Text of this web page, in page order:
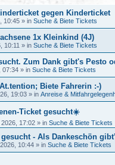
gegen Kinderticket
10:45 » in Suche & Biete Tickets
1x Kleinkind (4J)
10:11 » in Suche & Biete Tickets
Zum Dank gibt's Pesto
07:34 » in Suche & Biete Tickets
Biete Fahrerin :-)
19:03 » in Anreise &
Ticket gesucht☀️
2026, 17:02 » in Suche & Biete Tickets
- Als Dankeschön
10:44 » in Suche & Biete Tickets